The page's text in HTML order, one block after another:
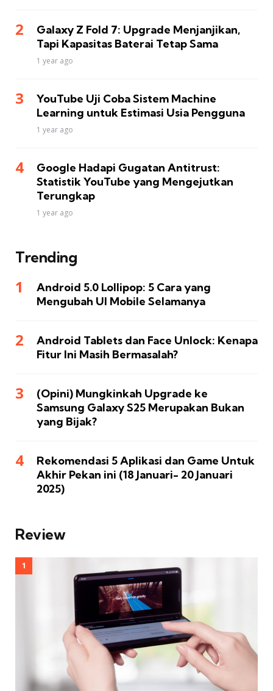
Galaxy Z Fold 7: Upgrade Menjanjikan,
Tapi Kapasitas Baterai Tetap Sama
1 year ago
YouTube Uji Coba Sistem Machine
Learning untuk Estimasi Usia Pengguna
1 year ago
Google Hadapi Gugatan Antitrust:
Statistik YouTube yang Mengejutkan
Terungkap
1 year ago
Trending
Android 5.0 Lollipop: 5 Cara yang
Mengubah UI Mobile Selamanya
Android Tablets dan Face Unlock: Kenapa
Fitur Ini Masih Bermasalah?
(Opini) Mungkinkah Upgrade ke
Samsung Galaxy S25 Merupakan Bukan
yang Bijak?
Rekomendasi 5 Aplikasi dan Game Untuk
Akhir Pekan ini (18 Januari- 20 Januari
2025)
Review